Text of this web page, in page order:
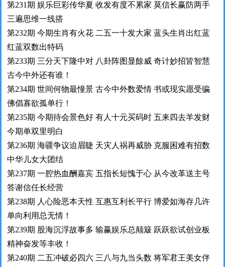
第231期 娱乐巨彩传华夏 收发有度不累家 莫信长赢防两手
三遍思维一线搭
第232期 今期生肖有火花 二五一十发大家 蓝头生肖出红蓝
红蓝双数出特码
第233期 三分天下隆中对 八卦阵图显餘威 奇计妙招皆智慧
古今中外还有谁！
第234期 世间何物最憧景 古今中外数爱情 书或现实愿受骗
佛倡寡欲孤单行！
第235期 今期待会景色好 有人十元买码时 五来四去羊发财
今期单双里明白
第236期 海疆争议迫眉睫 天灾人祸再威胁 克服困难有招数
中华儿女大团结
第237期 一腔热血酬嘉宾 五指长短愧于心 从今改革送主号
答谢信任长经营
第238期 人心险恶本天性 互惠互利长平行 博爱如海存几许
单向利用总无情！
第239期 股海沉浮故事多 输赢娱乐总颠簸 跃跃欲试创业板
精神奋发等丰收！
第240期 二五冲破必四六 三八与九当头数 将军君王美女伴